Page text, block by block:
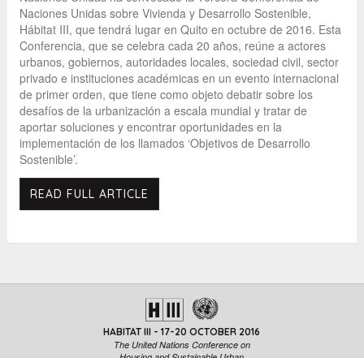
Naciones Unidas sobre Vivienda y Desarrollo Sostenible,
Hábitat III, que tendrá lugar en Quito en octubre de 2016. Esta
Conferencia, que se celebra cada 20 años, reúne a actores
urbanos, gobiernos, autoridades locales, sociedad civil, sector
privado e instituciones académicas en un evento internacional
de primer orden, que tiene como objeto debatir sobre los
desafíos de la urbanización a escala mundial y tratar de
aportar soluciones y encontrar oportunidades en la
implementación de los llamados ‘Objetivos de Desarrollo
Sostenible’.
READ FULL ARTICLE
HABITAT III - 17-20 OCTOBER 2016
The United Nations Conference on